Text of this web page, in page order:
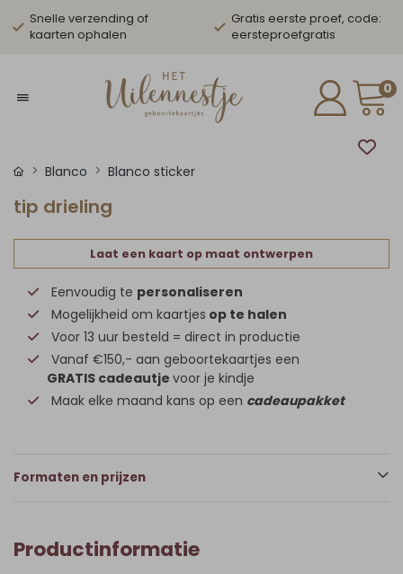
Snelle verzending of
kaarten ophalen
Gratis eerste proef, code:
eersteproefgratis
0
Blanco Blanco sticker
tip drieling
Laat een kaart op maat ontwerpen
Eenvoudig te personaliseren
Mogelijkheid om kaartjes op te halen
Voor 13 uur besteld = direct in productie
Vanaf €150,- aan geboortekaartjes een
GRATIS cadeautje voor je kindje
Maak elke maand kans op een cadeaupakket
Formaten en prijzen
Productinformatie